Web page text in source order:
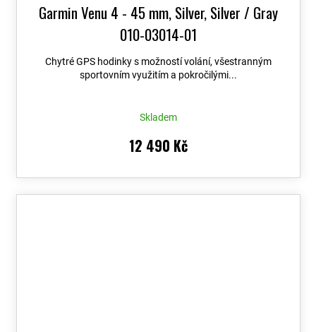
Garmin Venu 4 - 45 mm, Silver, Silver / Gray
010-03014-01
Chytré GPS hodinky s možností volání, všestranným
sportovním využitím a pokročilými...
Skladem
12 490 Kč